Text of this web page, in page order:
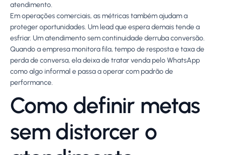
atendimento.
Em operações comerciais, as métricas também ajudam a
proteger oportunidades. Um lead que espera demais tende a
esfriar. Um atendimento sem continuidade derruba conversão.
Quando a empresa monitora fila, tempo de resposta e taxa de
perda de conversa, ela deixa de tratar venda pelo WhatsApp
como algo informal e passa a operar com padrão de
performance.
Como definir metas
sem distorcer o